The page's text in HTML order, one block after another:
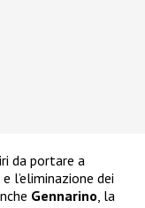
da portare a
l’eliminazione dei
Gennarino, la